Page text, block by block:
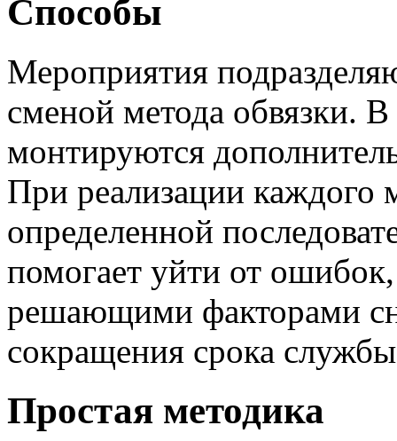
Способы
Мероприятия
сменой метода обвязки.
монтируются
При реализации каждого
определенной
помогает уйти от
решающими факторами
сокращения срока
Простая методика